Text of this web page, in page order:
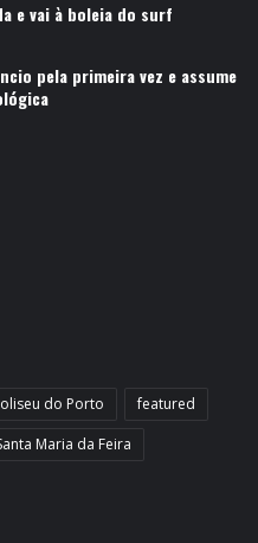
e vai à boleia do surf
pela primeira vez e assume
do Porto
featured
Maria da Feira